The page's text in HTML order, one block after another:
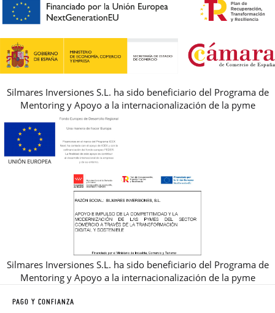
AVISO LEGAL, PRIVACIDAD Y COOKIES
REBAJAS
PREGUNTAS FRECUENTES
Silmares Inversiones S.L. ha sido beneficiario del Programa de
Mentoring y Apoyo a la internacionalización de la pyme
Silmares Inversiones S.L. ha sido beneficiario del Programa de
Mentoring y Apoyo a la internacionalización de la pyme
PAGO Y CONFIANZA